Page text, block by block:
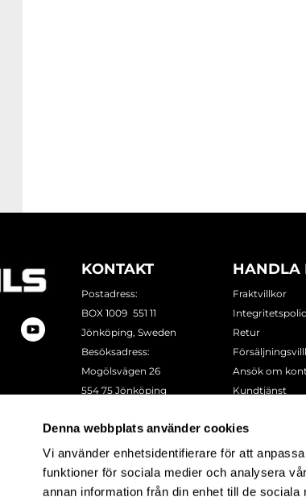
Denna webbplats använder cookies
Vi använder enhetsidentifierare för att
funktioner för sociala medier och analysera
annan information från din enhet till de
KONTAKT
Postadress:
BOX 1009 551 11
Jönköping, Sweden
Besöksadress:
Mogölsvägen 26
554 75 Jönköping
Epost:info@theofils.se
Org. nr 556154-8925
Bankgironummer 835-7378
HANDLA
Fraktvillkor
Retur
Ansök om
Kundtjänst